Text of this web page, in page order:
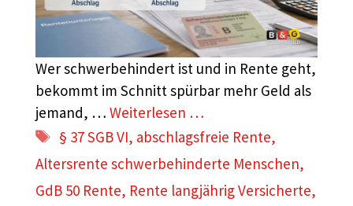
Wer schwerbehindert ist und in Rente geht,
bekommt im Schnitt spürbar mehr Geld als
jemand, … Weiterlesen …
Schlagwörter
§ 37 SGB VI, abschlagsfreie Rente,
Altersrente schwerbehinderte Menschen,
GdB 50 Rente, Rente langjährig Versicherte,